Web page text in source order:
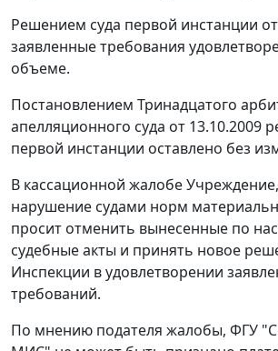
Решением суда первой инстанции
заявленные требования
объеме.
Постановлением Тринадцатого
апелляционного суда от 13.10.2009
первой инстанции оставлено без
В кассационной жалобе
нарушение судами норм
просит отменить вынесенные по
судебные акты и принять новое
Инспекции в удовлетворении
требований.
По мнению подателя жалобы, ФГУ